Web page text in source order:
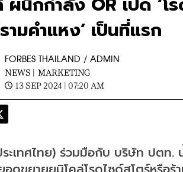
ามคำแหง’ เป็นที่แรก
FORBES THAILAND / ADMIN
NEWS | MARKETING
13 SEP 2024 | 07:20 AM
ะเทศไทย) ร่วมมือกับ บริษัท ปตท.